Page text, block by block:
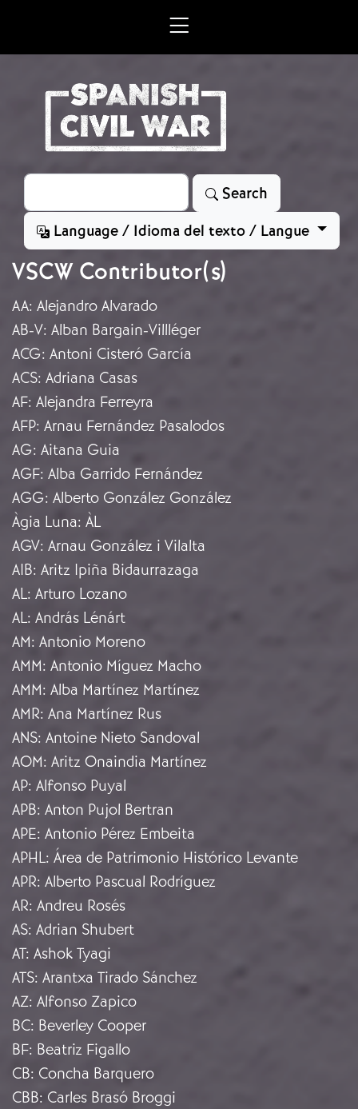
Search
Search
Language / Idioma del texto / Langue
VSCW Contributor(s)
AA: Alejandro Alvarado
AB-V: Alban Bargain-Villléger
ACG: Antoni Cisteró García
ACS: Adriana Casas
AF: Alejandra Ferreyra
AFP: Arnau Fernández Pasalodos
AG: Aitana Guia
AGF: Alba Garrido Fernández
AGG: Alberto González González
Àgia Luna: ÀL
AGV: Arnau González i Vilalta
AIB: Aritz Ipiña Bidaurrazaga
AL: Arturo Lozano
AL: András Lénárt
AM: Antonio Moreno
AMM: Antonio Míguez Macho
AMM: Alba Martínez Martínez
AMR: Ana Martínez Rus
ANS: Antoine Nieto Sandoval
AOM: Aritz Onaindia Martínez
AP: Alfonso Puyal
APB: Anton Pujol Bertran
APE: Antonio Pérez Embeita
APHL: Área de Patrimonio Histórico Levante
APR: Alberto Pascual Rodríguez
AR: Andreu Rosés
AS: Adrian Shubert
AT: Ashok Tyagi
ATS: Arantxa Tirado Sánchez
AZ: Alfonso Zapico
BC: Beverley Cooper
BF: Beatriz Figallo
CB: Concha Barquero
CBB: Carles Brasó Broggi